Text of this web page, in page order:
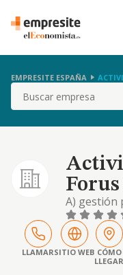
EMPRESITE ESPAÑA
Buscar
Forus
A) gestión
deportivas
concesión
social de
uniones
LLAMARSITIO WEB CÓMO
LLEGAR